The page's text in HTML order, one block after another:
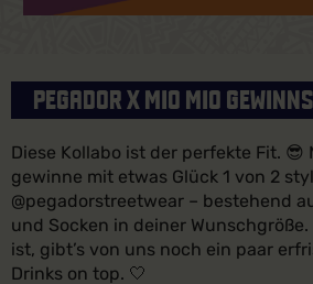
PEGADOR X MIO MIO
Diese Kollabo ist der perfekte Fit. 😎
gewinne mit etwas Glück 1 von 2
@pegadorstreetwear – bestehend
und Socken in deiner Wunschgröße.
ist, gibt’s von uns noch ein paar
Drinks on top. 🤍